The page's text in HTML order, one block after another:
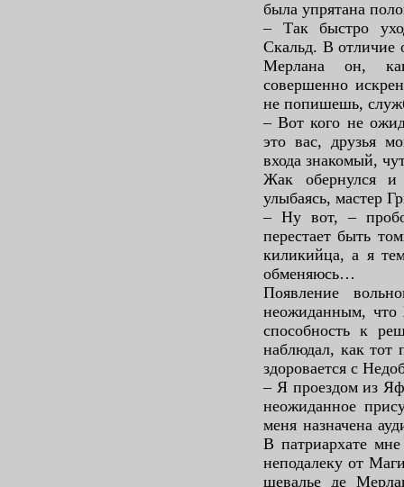
была упрятана
– Так быстро
Скальд. В отличие
Мерлана он,
совершенно
не попишешь,
– Вот кого не
это вас, друзья
входа знакомый,
Жак обернулся
улыбаясь, мастер
– Ну вот, –
перестает быть
киликийца, а я
обменяюсь…
Появление
неожиданным, что
способность к
наблюдал, как тот
здоровается с
– Я проездом из
неожиданное
меня назначена
В патриархате
неподалеку от
шевалье де